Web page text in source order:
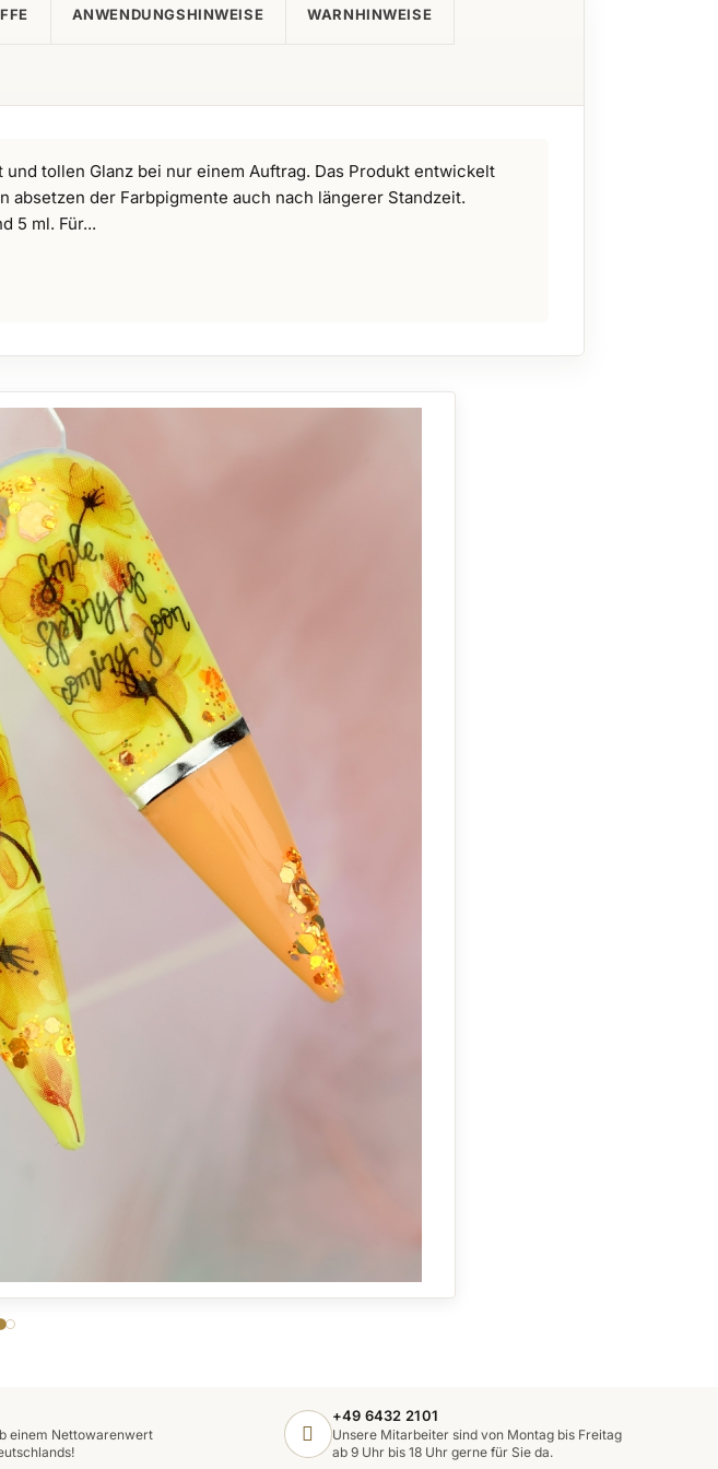
tollen Glanz bei nur einem Auftrag. Das Produkt entwickelt
der Farbpigmente auch nach längerer Standzeit.
5 ml. Für...
ANWENDUNGSHINWEISE WARNHINWEISE
einem Nettowarenwert
+49 6432 2101
Unsere Mitarbeiter sind von Montag bis Freitag
ab 9 Uhr bis 18 Uhr gerne für Sie da.